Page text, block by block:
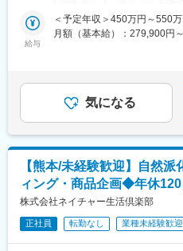
につけていただきたいと考え
※千歳市での技術研修につい
■具体的には：
・ルート及び新規営業／仮設
・見積り作成／商談／受発注
・施工スケジュ－ル管理／施
■出張について：
宿泊を伴う出張は基本的にご
※日帰りで客先に出向いてい
は頻繁に発生します。
■人員構成：
給与
＜予定年収＞450万円～550
月額（基本給）：279,900円
17,000～20,000 円■賞与：
はあくまでも目安の金額であ
あります。月給(月額)は固定
気になる
【熊本/未経験歓迎】自然
ィング・商品企画◆年休
株式会社ネイチャー生活倶楽部
正社員 転勤なし 業種未経験歓迎